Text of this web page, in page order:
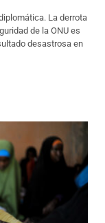
La derrota
de la ONU es
desastrosa en